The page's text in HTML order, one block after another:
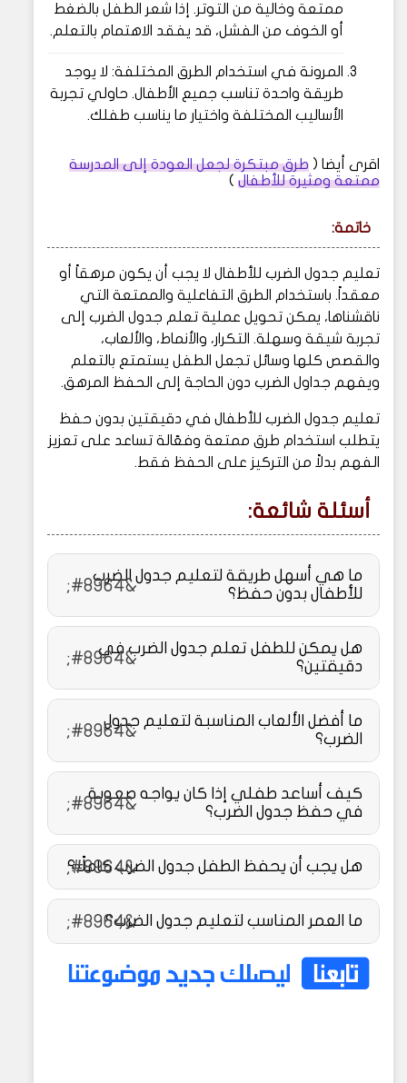
ممتعة وخالية من التوتر. إذا شعر الطفل بالضغط
أو الخوف من الفشل، قد يفقد الاهتمام بالتعلم.
المرونة في استخدام الطرق المختلفة: لا يوجد
طريقة واحدة تناسب جميع الأطفال. حاولي تجربة
الأساليب المختلفة واختيار ما يناسب طفلك.
اقرى أيضا ( طرق مبتكرة لجعل العودة إلى المدرسة
ممتعة ومثيرة للأطفال )
خاتمة:
تعليم جدول الضرب للأطفال لا يجب أن يكون مرهقاً أو
معقداً. باستخدام الطرق التفاعلية والممتعة التي
ناقشناها، يمكن تحويل عملية تعلم جدول الضرب إلى
تجربة شيقة وسهلة. التكرار، والأنماط، والألعاب،
والقصص كلها وسائل تجعل الطفل يستمتع بالتعلم
ويفهم جداول الضرب دون الحاجة إلى الحفظ المرهق.
تعليم جدول الضرب للأطفال في دقيقتين بدون حفظ
يتطلب استخدام طرق ممتعة وفعّالة تساعد على تعزيز
الفهم بدلاً من التركيز على الحفظ فقط.
أسئلة شائعة:
ما هي أسهل طريقة لتعليم جدول الضرب
للأطفال بدون حفظ؟
هل يمكن للطفل تعلم جدول الضرب في
دقيقتين؟
ما أفضل الألعاب المناسبة لتعليم جدول
الضرب؟
كيف أساعد طفلي إذا كان يواجه صعوبة
في حفظ جدول الضرب؟
هل يجب أن يحفظ الطفل جدول الضرب كاملًا؟
ما العمر المناسب لتعليم جدول الضرب؟